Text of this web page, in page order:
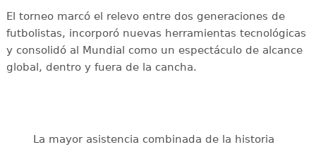
El torneo marcó el relevo entre dos generaciones de
futbolistas, incorporó nuevas herramientas tecnológicas
y consolidó al Mundial como un espectáculo de alcance
global, dentro y fuera de la cancha.
La mayor asistencia combinada de la historia